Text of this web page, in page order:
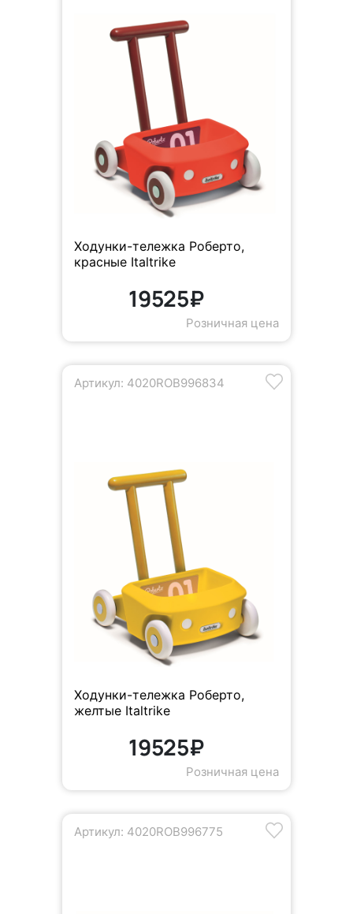
Ходунки-тележка Роберто,
красные Italtrike
19525₽
Розничная цена
Артикул: 4020ROB996834
Ходунки-тележка Роберто,
желтые Italtrike
19525₽
Розничная цена
Артикул: 4020ROB996775